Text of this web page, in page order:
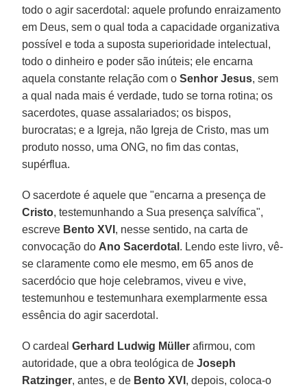
todo o agir sacerdotal: aquele profundo enraizamento
em Deus, sem o qual toda a capacidade organizativa
possível e toda a suposta superioridade intelectual,
todo o dinheiro e poder são inúteis; ele encarna
aquela constante relação com oSenhor Jesus, sem
a qual nada mais é verdade, tudo se torna rotina; os
sacerdotes, quase assalariados; os bispos,
burocratas; e a Igreja, não Igreja de Cristo, mas um
produto nosso, uma ONG, no fim das contas,
supérflua.
O sacerdote é aquele que "encarna a presença de
Cristo, testemunhando a Sua presença salvífica",
escreve Bento XVI , nesse sentido, na carta de
convocação do Ano Sacerdotal . Lendo este livro, vê-
se claramente como ele mesmo, em 65 anos de
sacerdócio que hoje celebramos, viveu e vive,
testemunhou e testemunhara exemplarmente essa
essência do agir sacerdotal.
O cardealGerhard Ludwig Müller afirmou, com
autoridade, que a obra teológica deJoseph
Ratzinger, antes, e de Bento XVI , depois, coloca-o